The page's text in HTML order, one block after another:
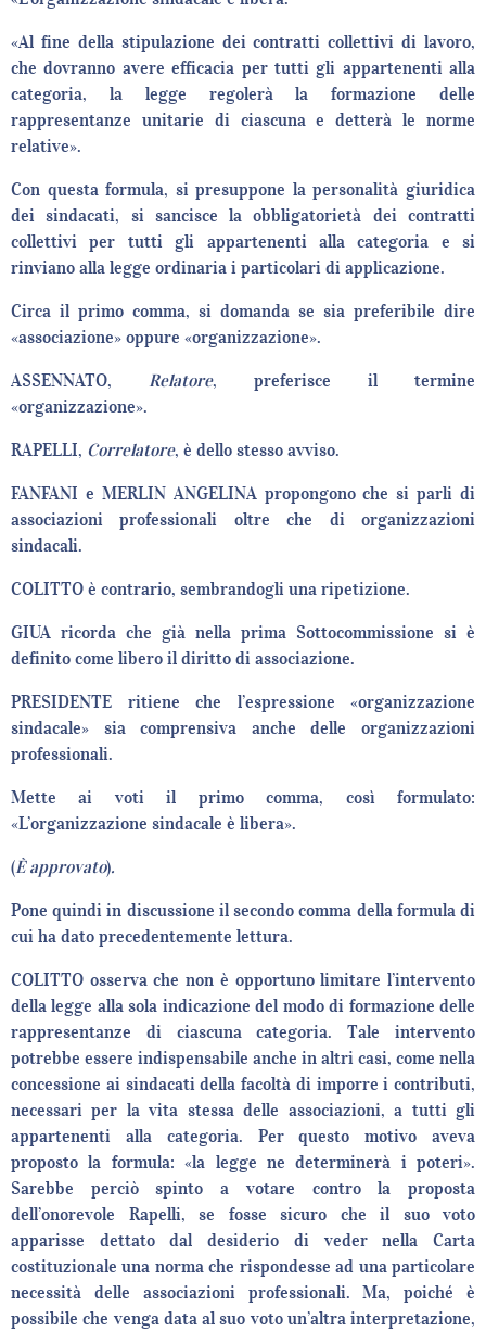
«Al fine della stipulazione dei contratti collettivi di lavoro,
che dovranno avere efficacia per tutti gli appartenenti alla
categoria, la legge regolerà la formazione delle
rappresentanze unitarie di ciascuna e detterà le norme
relative».
Con questa formula, si presuppone la personalità giuridica
dei sindacati, si sancisce la obbligatorietà dei contratti
collettivi per tutti gli appartenenti alla categoria e si
rinviano alla legge ordinaria i particolari di applicazione.
Circa il primo comma, si domanda se sia preferibile dire
«associazione» oppure «organizzazione».
ASSENNATO, Relatore, preferisce il termine
«organizzazione».
RAPELLI, Correlatore, è dello stesso avviso.
FANFANI e MERLIN ANGELINA propongono che si parli di
associazioni professionali oltre che di organizzazioni
sindacali.
COLITTO è contrario, sembrandogli una ripetizione.
GIUA ricorda che già nella prima Sottocommissione si è
definito come libero il diritto di associazione.
PRESIDENTE ritiene che l’espressione «organizzazione
sindacale» sia comprensiva anche delle organizzazioni
professionali.
Mette ai voti il primo comma, così formulato:
«L’organizzazione sindacale è libera».
(È approvato).
Pone quindi in discussione il secondo comma della formula di
cui ha dato precedentemente lettura.
COLITTO osserva che non è opportuno limitare l’intervento
della legge alla sola indicazione del modo di formazione delle
rappresentanze di ciascuna categoria. Tale intervento
potrebbe essere indispensabile anche in altri casi, come nella
concessione ai sindacati della facoltà di imporre i contributi,
necessari per la vita stessa delle associazioni, a tutti gli
appartenenti alla categoria. Per questo motivo aveva
proposto la formula: «la legge ne determinerà i poteri».
Sarebbe perciò spinto a votare contro la proposta
dell’onorevole Rapelli, se fosse sicuro che il suo voto
apparisse dettato dal desiderio di veder nella Carta
costituzionale una norma che rispondesse ad una particolare
necessità delle associazioni professionali. Ma, poiché è
possibile che venga data al suo voto un’altra interpretazione,